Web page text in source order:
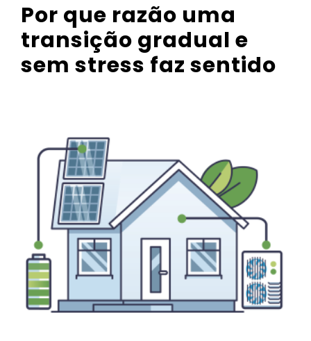
Por que razão uma
transição gradual e
sem stress faz sentido